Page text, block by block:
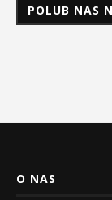
POLUB NAS
O NAS